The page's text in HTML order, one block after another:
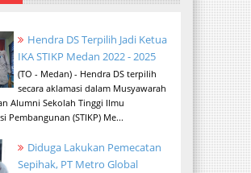
Hendra DS Terpilih Jadi Ketua
IKA STIKP Medan 2022 - 2025
(TO - Medan) - Hendra DS terpilih
secara aklamasi dalam Musyawarah
Alumni Sekolah Tinggi Ilmu
Pembangunan (STIKP) Me...
Diduga Lakukan Pemecatan
Sepihak, PT Metro Global